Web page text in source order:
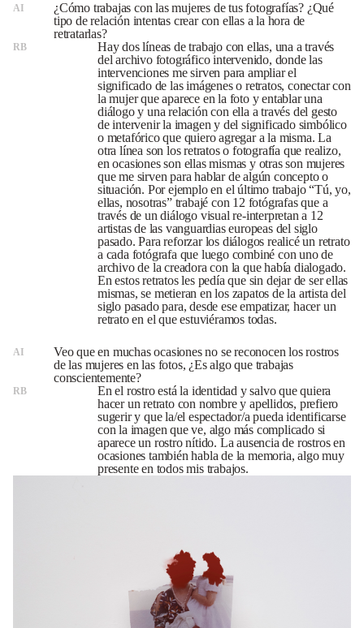
AI
¿Cómo trabajas con las mujeres de tus fotografías? ¿Qué
tipo de relación intentas crear con ellas a la hora de
retratarlas?
RB
Hay dos líneas de trabajo con ellas, una a través
del archivo fotográfico intervenido, donde las
intervenciones me sirven para ampliar el
significado de las imágenes o retratos, conectar con
la mujer que aparece en la foto y entablar una
diálogo y una relación con ella a través del gesto
de intervenir la imagen y del significado simbólico
o metafórico que quiero agregar a la misma. La
otra línea son los retratos o fotografía que realizo,
en ocasiones son ellas mismas y otras son mujeres
que me sirven para hablar de algún concepto o
situación. Por ejemplo en el último trabajo “Tú, yo,
ellas, nosotras” trabajé con 12 fotógrafas que a
través de un diálogo visual re-interpretan a 12
artistas de las vanguardias europeas del siglo
pasado. Para reforzar los diálogos realicé un retrato
a cada fotógrafa que luego combiné con uno de
archivo de la creadora con la que había dialogado.
En estos retratos les pedía que sin dejar de ser ellas
mismas, se metieran en los zapatos de la artista del
siglo pasado para, desde ese empatizar, hacer un
retrato en el que estuviéramos todas.
AI
Veo que en muchas ocasiones no se reconocen los rostros
de las mujeres en las fotos, ¿Es algo que trabajas
conscientemente?
RB
En el rostro está la identidad y salvo que quiera
hacer un retrato con nombre y apellidos, prefiero
sugerir y que la/el espectador/a pueda identificarse
con la imagen que ve, algo más complicado si
aparece un rostro nítido. La ausencia de rostros en
ocasiones también habla de la memoria, algo muy
presente en todos mis trabajos.